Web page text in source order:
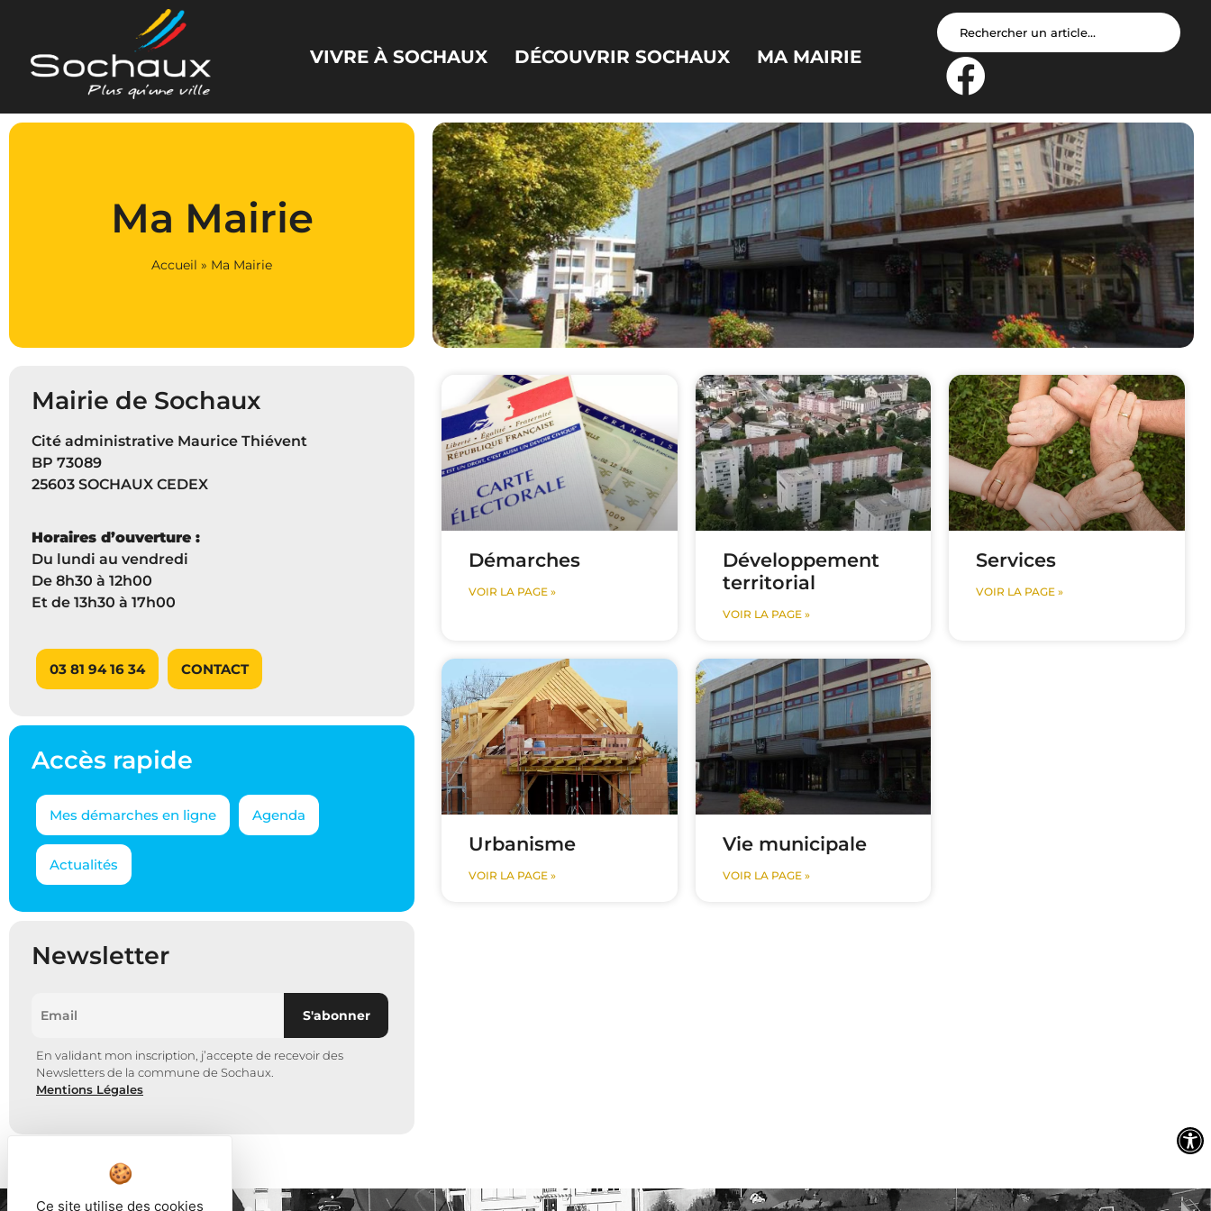
VIVRE À SOCHAUX DÉCOUVRIR SOCHAUX MA MAIRIE
Ma Mairie
Accueil » Ma Mairie
Mairie de Sochaux
Cité administrative Maurice Thiévent
BP 73089
25603 SOCHAUX CEDEX
Horaires d’ouverture :
Du lundi au vendredi
De 8h30 à 12h00
Et de 13h30 à 17h00
03 81 94 16 34 CONTACT
Accès rapide
Mes démarches en ligne Agenda
Actualités
Newsletter
En validant mon inscription, j’accepte de recevoir des
Newsletters de la commune de Sochaux.
Mentions Légales
Démarches
VOIR LA PAGE »
Développement
territorial
VOIR LA PAGE »
Services
VOIR LA PAGE »
Urbanisme
VOIR LA PAGE »
Vie municipale
VOIR LA PAGE »
Panneau de gestion des cookies
Ce site utilise des cookies